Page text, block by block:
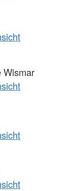
Wismar